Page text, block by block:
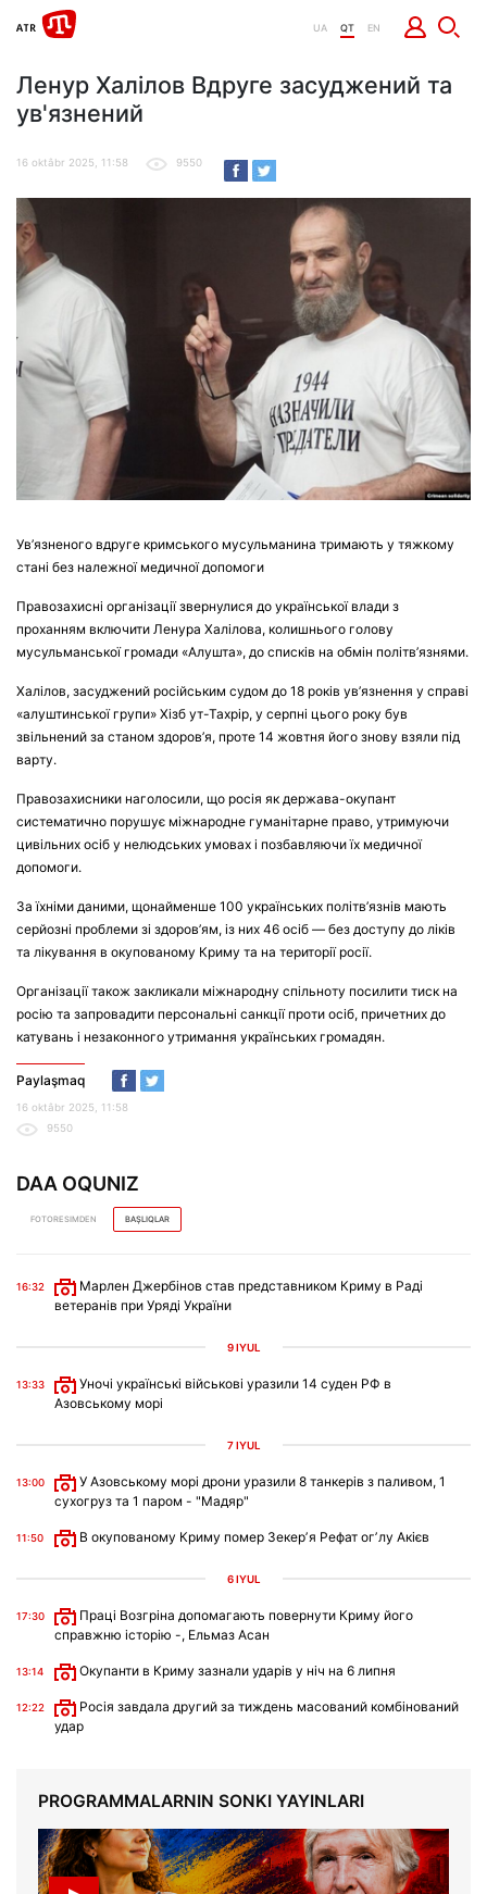
UA QT EN
Ленур Халілов Вдруге засуджений та
ув'язнений
16 oktâbr 2025, 11:58 9550
Ув’язненого вдруге кримського мусульманина тримають у тяжкому
стані без належної медичної допомоги
Правозахисні організації звернулися до української влади з
проханням включити Ленура Халілова, колишнього голову
мусульманської громади «Алушта», до списків на обмін політв’язнями.
Халілов, засуджений російським судом до 18 років ув’язнення у справі
«алуштинської групи» Хізб ут-Тахрір, у серпні цього року був
звільнений за станом здоров’я, проте 14 жовтня його знову взяли під
варту.
Правозахисники наголосили, що росія як держава-окупант
систематично порушує міжнародне гуманітарне право, утримуючи
цивільних осіб у нелюдських умовах і позбавляючи їх медичної
допомоги.
За їхніми даними, щонайменше 100 українських політв’язнів мають
серйозні проблеми зі здоров’ям, із них 46 осіб — без доступу до ліків
та лікування в окупованому Криму та на території росії.
Організації також закликали міжнародну спільноту посилити тиск на
росію та запровадити персональні санкції проти осіб, причетних до
катувань і незаконного утримання українських громадян.
Paylaşmaq
16 oktâbr 2025, 11:58
9550
DAA OQUNIZ
FOTORESIMDEN BAŞLIQLAR
16:32
Марлен Джербінов став представником Криму в Раді
ветеранів при Уряді України
9 IYÜL
13:33
Уночі українські військові уразили 14 суден РФ в
Азовському морі
7 IYÜL
13:00
У Азовському морі дрони уразили 8 танкерів з паливом, 1
сухогруз та 1 паром - "Мадяр"
11:50 В окупованому Криму помер Зекерʼя Рефат огʼлу Акієв
6 IYÜL
17:30
Праці Возгріна допомагають повернути Криму його
справжню історію -, Ельмаз Асан
13:14 Окупанти в Криму зазнали ударів у ніч на 6 липня
12:22
Росія завдала другий за тиждень масований комбінований
удар
PROGRAMMALARNIN SONKI YAYINLARI